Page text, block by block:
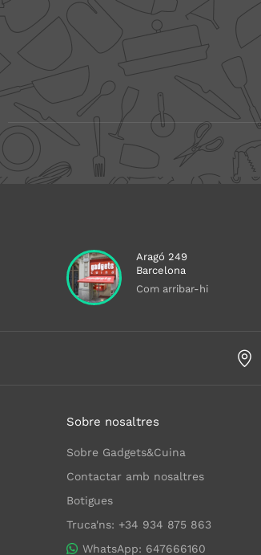
Aragó 249
Barcelona
Com arribar-hi
Sobre nosaltres
Sobre Gadgets&Cuina
Contactar amb nosaltres
Botigues
Truca'ns: +34 934 875 863
WhatsApp: 647666160